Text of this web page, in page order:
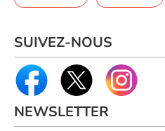
SUIVEZ-NOUS
NEWSLETTER